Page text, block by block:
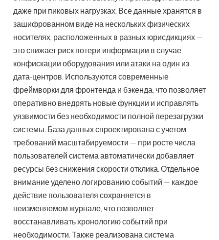
даже при пиковых нагрузках. Все данные хранятся в
зашифрованном виде на нескольких физических
носителях, расположенных в разных юрисдикциях —
это снижает риск потери информации в случае
конфискации оборудования или атаки на один из
дата-центров. Используются современные
фреймворки для фронтенда и бэкенда, что позволяет
оперативно внедрять новые функции и исправлять
уязвимости без необходимости полной перезагрузки
системы. База данных спроектирована с учетом
требований масштабируемости — при росте числа
пользователей система автоматически добавляет
ресурсы без снижения скорости отклика. Отдельное
внимание уделено логированию событий — каждое
действие пользователя сохраняется в
неизменяемом журнале, что позволяет
восстанавливать хронологию событий при
необходимости. Также реализована система